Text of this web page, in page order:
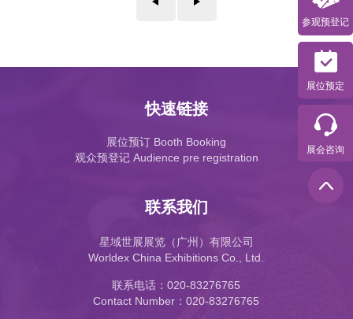
快速链接
展位预订 Booth Booking
观众预登记 Audience pre registration
联系我们
星域世展展览（广州）有限公司
Worldex China Exhibitions Co., Ltd.
联系电话：020-83276765
Contact Number：020-83276765
参观预登记
展位预定
展会咨询